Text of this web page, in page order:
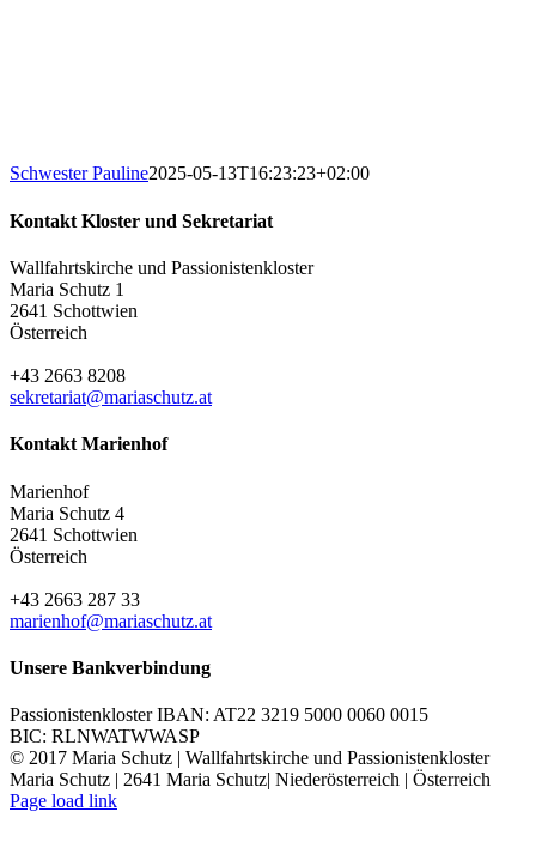
Schwester Pauline2025-05-13T16:23:23+02:00
Kontakt Kloster und Sekretariat
Wallfahrtskirche und Passionistenkloster
Maria Schutz 1
2641 Schottwien
Österreich
+43 2663 8208
sekretariat@mariaschutz.at
Kontakt Marienhof
Marienhof
Maria Schutz 4
2641 Schottwien
Österreich
+43 2663 287 33
marienhof@mariaschutz.at
Unsere Bankverbindung
Passionistenkloster IBAN: AT22 3219 5000 0060 0015
BIC: RLNWATWWASP
© 2017 Maria Schutz | Wallfahrtskirche und Passionistenkloster
Maria Schutz | 2641 Maria Schutz| Niederösterreich | Österreich
YouTube
Instagram
Page load link